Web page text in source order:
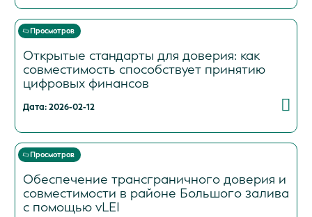
Просмотров
Открытые стандарты для доверия: как
совместимость способствует принятию
цифровых финансов
Дата: 2026-02-12
Просмотров
Обеспечение трансграничного доверия и
совместимости в районе Большого залива
с помощью vLEI